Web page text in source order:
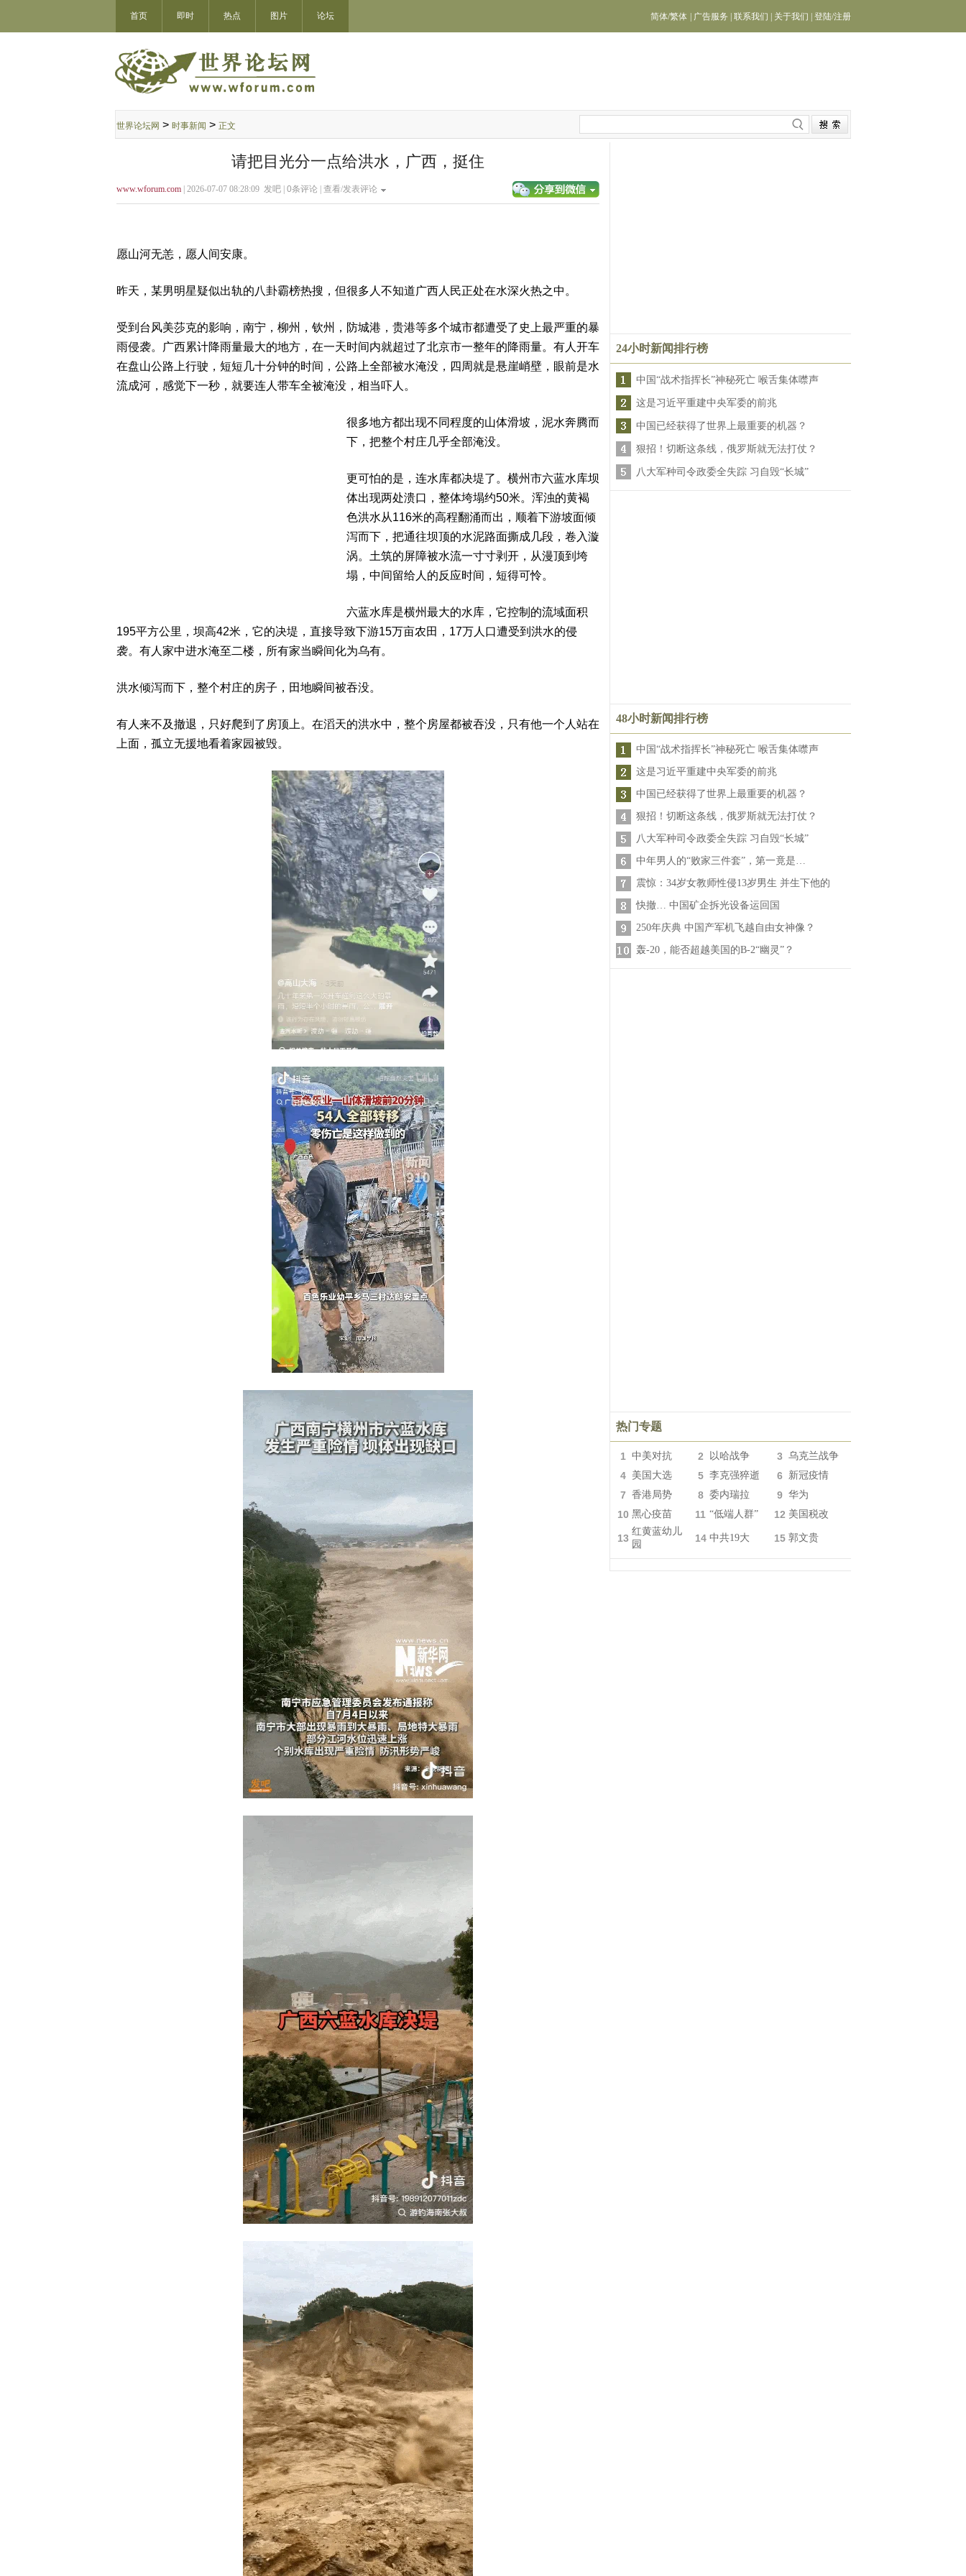
首页 即时 热点 图片 论坛 简体/繁体 广告服务 联系我们 关于我们 登陆/注册
世界论坛网 > 时事新闻 > 正文
请把目光分一点给洪水，广西，挺住
www.wforum.com | 2026-07-07 08:28:09 发吧 | 0条评论 | 查看/发表评论
愿山河无恙，愿人间安康。
昨天，某男明星疑似出轨的八卦霸榜热搜，但很多人不知道广西人民正处在水深火热之中。
受到台风美莎克的影响，南宁，柳州，钦州，防城港，贵港等多个城市都遭受了史上最严重的暴
雨侵袭。广西累计降雨量最大的地方，在一天时间内就超过了北京市一整年的降雨量。有人开车
在盘山公路上行驶，短短几十分钟的时间，公路上全部被水淹没，四周就是悬崖峭壁，眼前是水
流成河，感觉下一秒，就要连人带车全被淹没，相当吓人。
很多地方都出现不同程度的山体滑坡，泥水奔腾而
下，把整个村庄几乎全部淹没。
更可怕的是，连水库都决堤了。横州市六蓝水库坝
体出现两处溃口，整体垮塌约50米。浑浊的黄褐
色洪水从116米的高程翻涌而出，顺着下游坡面倾
泻而下，把通往坝顶的水泥路面撕成几段，卷入漩
涡。土筑的屏障被水流一寸寸剥开，从漫顶到垮
塌，中间留给人的反应时间，短得可怜。
六蓝水库是横州最大的水库，它控制的流域面积
195平方公里，坝高42米，它的决堤，直接导致下游15万亩农田，17万人口遭受到洪水的侵
袭。有人家中进水淹至二楼，所有家当瞬间化为乌有。
洪水倾泻而下，整个村庄的房子，田地瞬间被吞没。
有人来不及撤退，只好爬到了房顶上。在滔天的洪水中，整个房屋都被吞没，只有他一个人站在
上面，孤立无援地看着家园被毁。
24小时新闻排行榜
中国“战术指挥长”神秘死亡 喉舌集体噤声
这是习近平重建中央军委的前兆
中国已经获得了世界上最重要的机器？
狠招！切断这条线，俄罗斯就无法打仗？
八大军种司令政委全失踪 习自毁“长城”
48小时新闻排行榜
中国“战术指挥长”神秘死亡 喉舌集体噤声
这是习近平重建中央军委的前兆
中国已经获得了世界上最重要的机器？
狠招！切断这条线，俄罗斯就无法打仗？
八大军种司令政委全失踪 习自毁“长城”
中年男人的“败家三件套”，第一竟是…
震惊：34岁女教师性侵13岁男生 并生下他的
快撤… 中国矿企拆光设备运回国
250年庆典 中国产军机飞越自由女神像？
轰-20，能否超越美国的B-2“幽灵”？
热门专题
1 中美对抗 2 以哈战争 3 乌克兰战争
4 美国大选 5 李克强猝逝 6 新冠疫情
7 香港局势 8 委内瑞拉 9 华为
10 黑心疫苗 11 “低端人群” 12 美国税改
13
红黄蓝幼儿
园
14 中共19大 15 郭文贵